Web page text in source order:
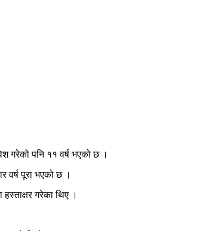
गरेको पनि ११ वर्ष भएको छ ।
वर्ष पूरा भएको छ ।
गरेका थिए ।